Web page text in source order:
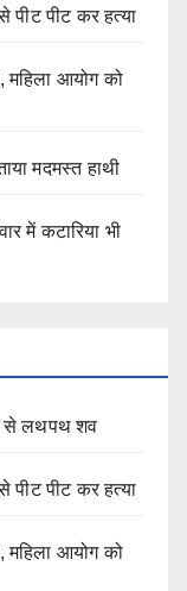
पीट पीट कर हत्या
महिला आयोग को
मदमस्त हाथी
में कटारिया भी
से लथपथ शव
पीट पीट कर हत्या
महिला आयोग को